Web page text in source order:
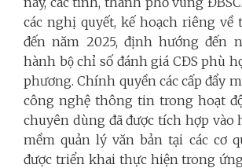
các nghị quyết, kế hoạch riêng về
đến năm 2025, định hướng đến
hành bộ chỉ số đánh giá CĐS phù
phương. Chính quyền các cấp đẩy
công nghệ thông tin trong hoạt
chuyên dùng đã được tích hợp vào
mềm quản lý văn bản tại các cơ
được triển khai thực hiện trong